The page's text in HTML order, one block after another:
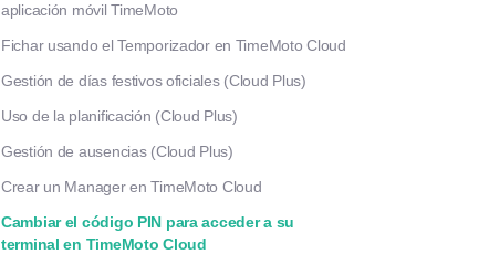
aplicación móvil TimeMoto
Fichar usando el Temporizador en TimeMoto Cloud
Gestión de días festivos oficiales (Cloud Plus)
Uso de la planificación (Cloud Plus)
Gestión de ausencias (Cloud Plus)
Crear un Manager en TimeMoto Cloud
Cambiar el código PIN para acceder a su
terminal en TimeMoto Cloud